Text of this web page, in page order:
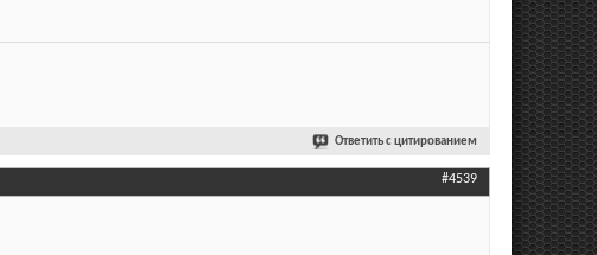
Ответить с цитированием
#4539